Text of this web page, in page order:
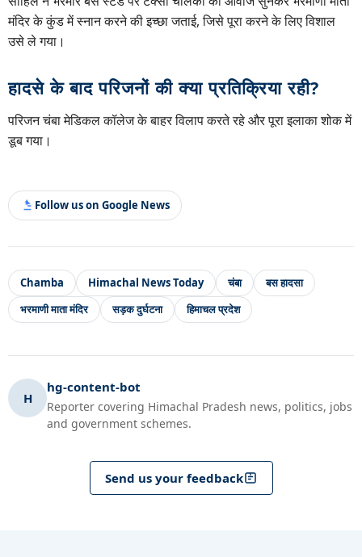
मंदिर के कुंड में स्नान करने की इच्छा जताई, जिसे पूरा करने के लिए विशाल
उसे ले गया।
हादसे के बाद परिजनों की क्या प्रतिक्रिया रही?
परिजन चंबा मेडिकल कॉलेज के बाहर विलाप करते रहे और पूरा इलाका शोक में
डूब गया।
Follow us on Google News
Chamba Himachal News Today चंबा
बस हादसा
भरमाणी माता मंदिर
सड़क दुर्घटना हिमाचल प्रदेश
H
hg-content-bot
Reporter covering Himachal Pradesh news, politics, jobs
and government schemes.
Send us your feedback